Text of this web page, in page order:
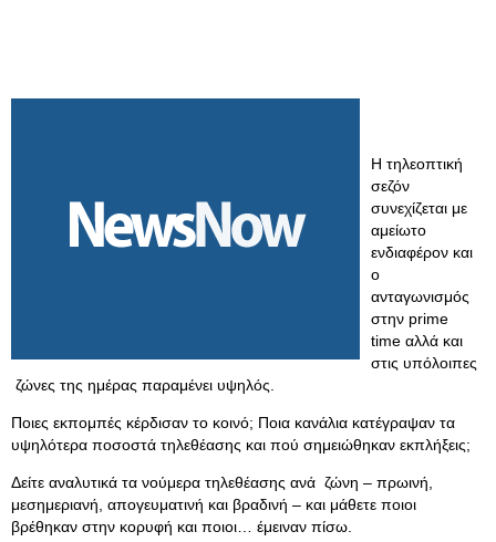
Η τηλεοπτική
σεζόν
συνεχίζεται με
αμείωτο
ενδιαφέρον και
ο
ανταγωνισμός
στην prime
time αλλά και
στις υπόλοιπες
ζώνες της ημέρας παραμένει υψηλός.
Ποιες εκπομπές κέρδισαν το κοινό; Ποια κανάλια κατέγραψαν τα
υψηλότερα ποσοστά τηλεθέασης και πού σημειώθηκαν εκπλήξεις;
Δείτε αναλυτικά τα νούμερα τηλεθέασης ανά ζώνη – πρωινή,
μεσημεριανή, απογευματινή και βραδινή – και μάθετε ποιοι
βρέθηκαν στην κορυφή και ποιοι… έμειναν πίσω.